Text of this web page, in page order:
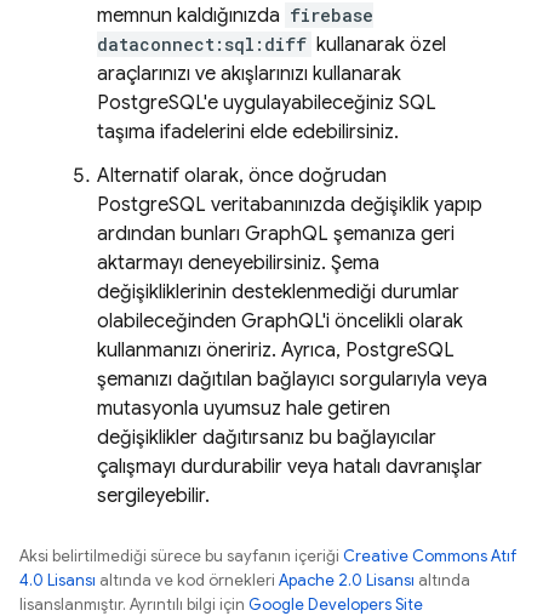
memnun kaldığınızda firebase
dataconnect:sql:diff kullanarak özel
araçlarınızı ve akışlarınızı kullanarak
PostgreSQL'e uygulayabileceğiniz SQL
taşıma ifadelerini elde edebilirsiniz.
Alternatif olarak, önce doğrudan
PostgreSQL veritabanınızda değişiklik yapıp
ardından bunları GraphQL şemanıza geri
aktarmayı deneyebilirsiniz. Şema
değişikliklerinin desteklenmediği durumlar
olabileceğinden GraphQL'i öncelikli olarak
kullanmanızı öneririz. Ayrıca, PostgreSQL
şemanızı dağıtılan bağlayıcı sorgularıyla veya
mutasyonla uyumsuz hale getiren
değişiklikler dağıtırsanız bu bağlayıcılar
çalışmayı durdurabilir veya hatalı davranışlar
sergileyebilir.
Aksi belirtilmediği sürece bu sayfanın içeriği Creative Commons Atıf
4.0 Lisansı altında ve kod örnekleri Apache 2.0 Lisansı altında
lisanslanmıştır. Ayrıntılı bilgi için Google Developers Site